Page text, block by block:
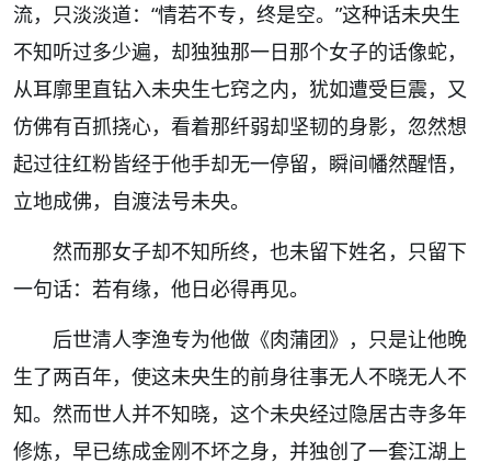
流，只淡淡道：“情若不专，终是空。”这种话未央生
不知听过多少遍，却独独那一日那个女子的话像蛇，
从耳廓里直钻入未央生七窍之内，犹如遭受巨震，又
仿佛有百抓挠心，看着那纤弱却坚韧的身影，忽然想
起过往红粉皆经于他手却无一停留，瞬间幡然醒悟，
立地成佛，自渡法号未央。
然而那女子却不知所终，也未留下姓名，只留下
一句话：若有缘，他日必得再见。
后世清人李渔专为他做《肉蒲团》，只是让他晚
生了两百年，使这未央生的前身往事无人不晓无人不
知。然而世人并不知晓，这个未央经过隐居古寺多年
修炼，早已练成金刚不坏之身，并独创了一套江湖上